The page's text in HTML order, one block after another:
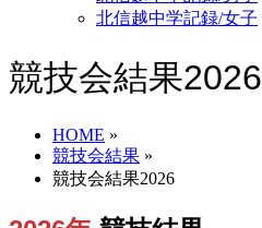
北信越中学記録/女子
競技会結果2026
HOME »
競技会結果 »
競技会結果2026